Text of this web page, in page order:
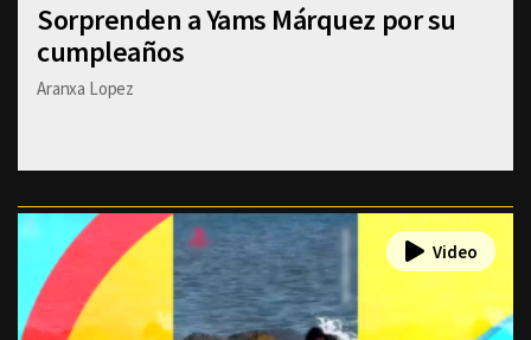
Sorprenden a Yams Márquez por su
cumpleaños
Aranxa Lopez